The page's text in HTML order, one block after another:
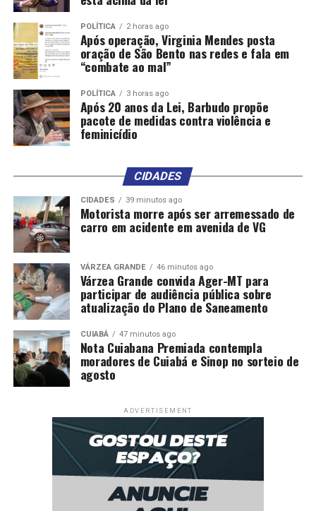
POLÍTICA 2 horas ago
Após operação, Virginia Mendes posta
oração de São Bento nas redes e fala em
“combate ao mal”
POLÍTICA 3 horas ago
Após 20 anos da Lei, Barbudo propõe
pacote de medidas contra violência e
feminicídio
CIDADES
CIDADES 39 minutos ago
Motorista morre após ser arremessado de
carro em acidente em avenida de VG
VÁRZEA GRANDE 46 minutos ago
Várzea Grande convida Ager-MT para
participar de audiência pública sobre
atualização do Plano de Saneamento
CUIABÁ 47 minutos ago
Nota Cuiabana Premiada contempla
moradores de Cuiabá e Sinop no sorteio de
agosto
ADVERTISEMENT